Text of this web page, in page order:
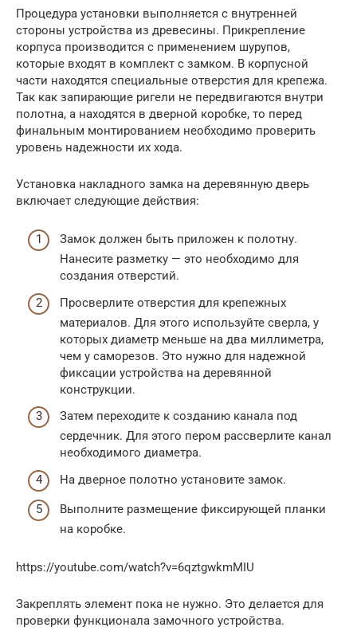
Процедура установки выполняется с внутренней
стороны устройства из древесины. Прикрепление
корпуса производится с применением шурупов,
которые входят в комплект с замком. В корпусной
части находятся специальные отверстия для крепежа.
Так как запирающие ригели не передвигаются внутри
полотна, а находятся в дверной коробке, то перед
финальным монтированием необходимо проверить
уровень надежности их хода.
Установка накладного замка на деревянную дверь
включает следующие действия:
Замок должен быть приложен к полотну.
Нанесите разметку — это необходимо для
создания отверстий.
Просверлите отверстия для крепежных
материалов. Для этого используйте сверла, у
которых диаметр меньше на два миллиметра,
чем у саморезов. Это нужно для надежной
фиксации устройства на деревянной
конструкции.
Затем переходите к созданию канала под
сердечник. Для этого пером рассверлите канал
необходимого диаметра.
На дверное полотно установите замок.
Выполните размещение фиксирующей планки
на коробке.
https://youtube.com/watch?v=6qztgwkmMIU
Закреплять элемент пока не нужно. Это делается для
проверки функционала замочного устройства.